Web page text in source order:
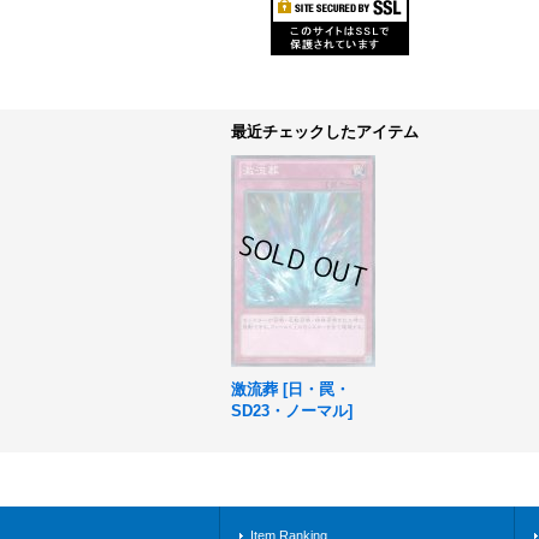
最近チェックしたアイテム
激流葬 [日・罠・
SD23・ノーマル]
Item Ranking